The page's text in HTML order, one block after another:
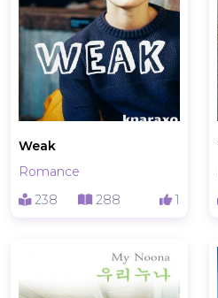
Weak
Romance
238
288 1